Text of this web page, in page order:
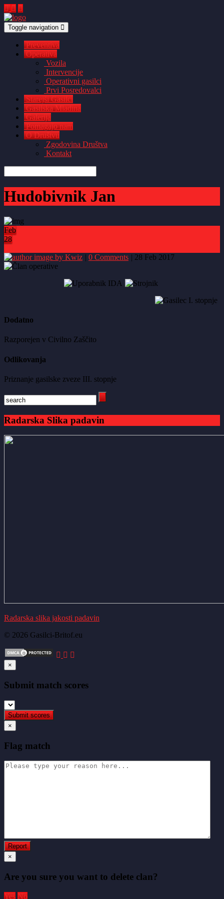
Toggle navigation
Preventiva
Operativa
Vozila
Intervencije
Operativni gasilci
Prvi Posredovalci
Starejši Gasilci
Gasilska Mladina
Galerija
Pomagajo nam
O Društvu
Zgodovina Društva
Kontakt
Hudobivnik Jan
Feb
28
by Kwiz | 0 Comments | 28 Feb 2017
Dodatno
Razporejen v Civilno Zaščito
Odlikovanja
Priznanje gasilske zveze III. stopnje
Radarska Slika padavin
Radarska slika jakosti padavin
© 2026 Gasilci-Britof.eu
×
Submit match scores
×
Flag match
×
Are you sure you want to delete clan?
Yes No